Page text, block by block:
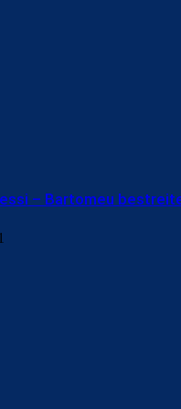
– Bartomeu